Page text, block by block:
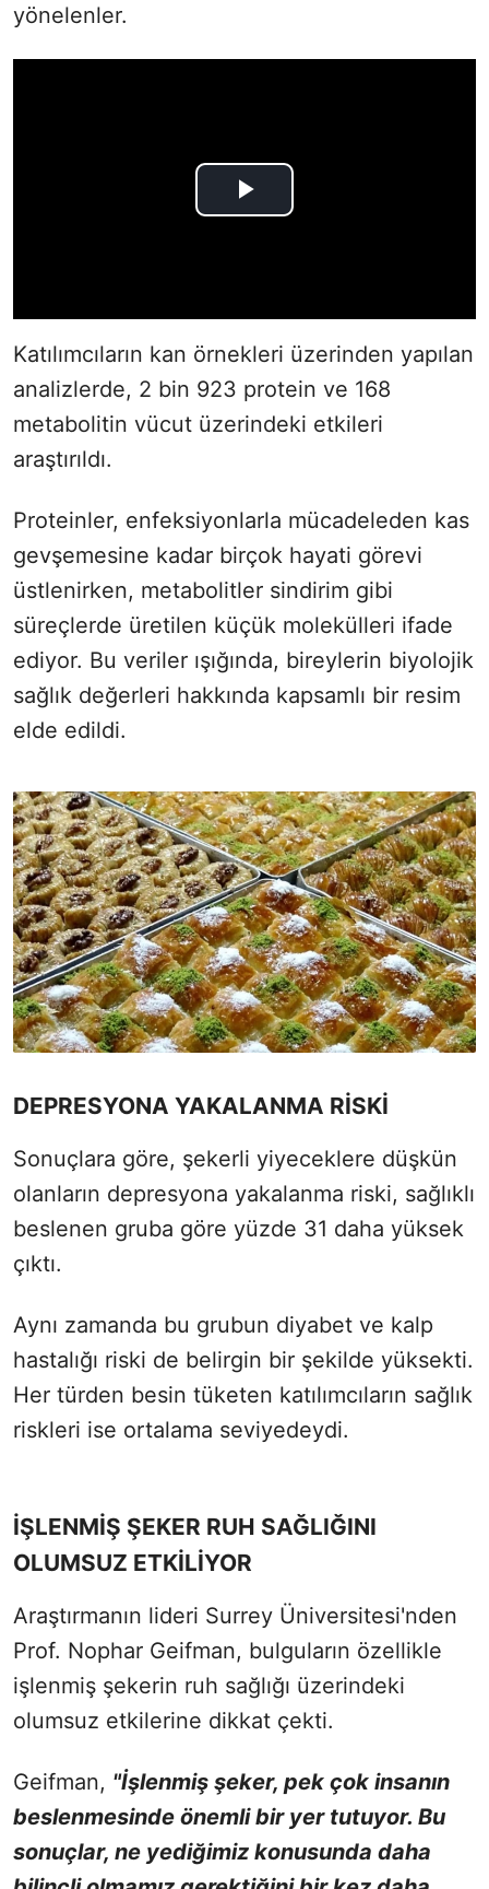
yönelenler.
Katılımcıların kan örnekleri üzerinden yapılan
analizlerde, 2 bin 923 protein ve 168
metabolitin vücut üzerindeki etkileri
araştırıldı.
Proteinler, enfeksiyonlarla mücadeleden kas
gevşemesine kadar birçok hayati görevi
üstlenirken, metabolitler sindirim gibi
süreçlerde üretilen küçük molekülleri ifade
ediyor. Bu veriler ışığında, bireylerin biyolojik
sağlık değerleri hakkında kapsamlı bir resim
elde edildi.
DEPRESYONA YAKALANMA RİSKİ
Sonuçlara göre, şekerli yiyeceklere düşkün
olanların depresyona yakalanma riski, sağlıklı
beslenen gruba göre yüzde 31 daha yüksek
çıktı.
Aynı zamanda bu grubun diyabet ve kalp
hastalığı riski de belirgin bir şekilde yüksekti.
Her türden besin tüketen katılımcıların sağlık
riskleri ise ortalama seviyedeydi.
İŞLENMİŞ ŞEKER RUH SAĞLIĞINI
OLUMSUZ ETKİLİYOR
Araştırmanın lideri Surrey Üniversitesi'nden
Prof. Nophar Geifman, bulguların özellikle
işlenmiş şekerin ruh sağlığı üzerindeki
olumsuz etkilerine dikkat çekti.
Geifman, "İşlenmiş şeker, pek çok insanın
beslenmesinde önemli bir yer tutuyor. Bu
sonuçlar, ne yediğimiz konusunda daha